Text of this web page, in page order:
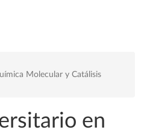
Molecular y Catálisis
en